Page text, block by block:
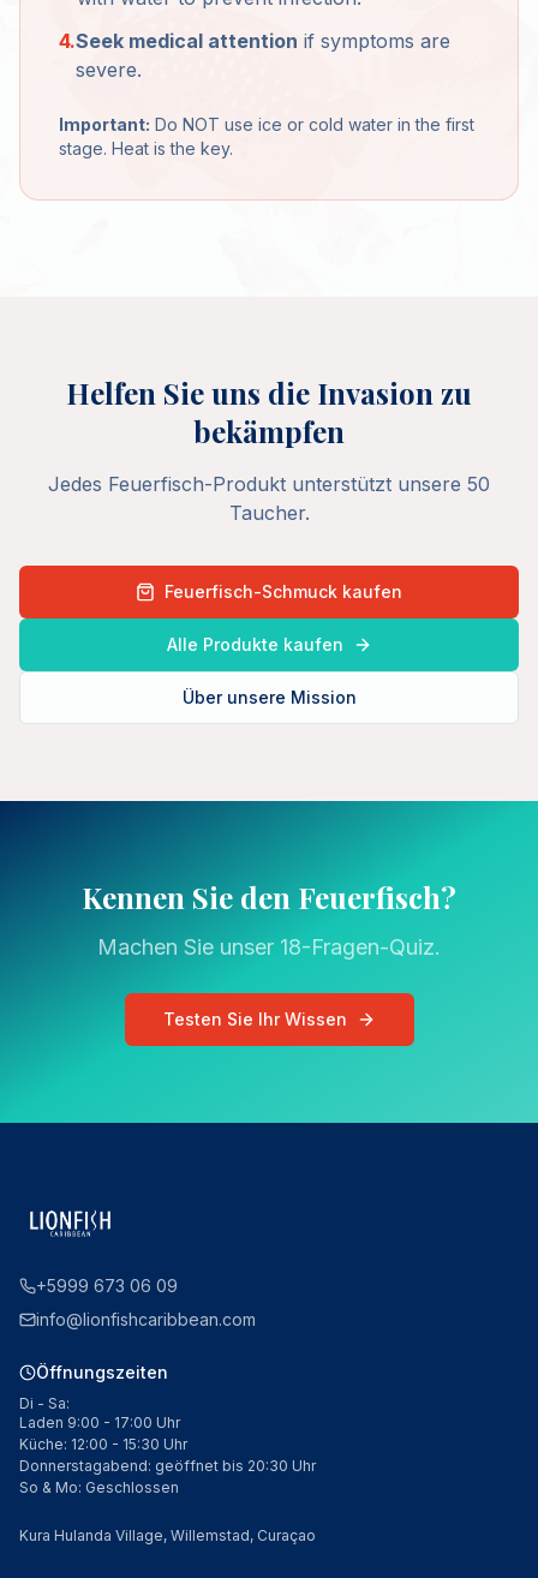
4.Seek medical attention if symptoms are
severe.
Important: Do NOT use ice or cold water in the first
stage. Heat is the key.
Helfen Sie uns die Invasion zu
bekämpfen
Jedes Feuerfisch-Produkt unterstützt unsere 50
Taucher.
Feuerfisch-Schmuck kaufen
Alle Produkte kaufen
Über unsere Mission
Kennen Sie den Feuerfisch?
Machen Sie unser 18-Fragen-Quiz.
Testen Sie Ihr Wissen
+5999 673 06 09
info@lionfishcaribbean.com
Öffnungszeiten
Di - Sa:
Laden 9:00 - 17:00 Uhr
Küche: 12:00 - 15:30 Uhr
Donnerstagabend: geöffnet bis 20:30 Uhr
So & Mo: Geschlossen
Kura Hulanda Village, Willemstad, Curaçao